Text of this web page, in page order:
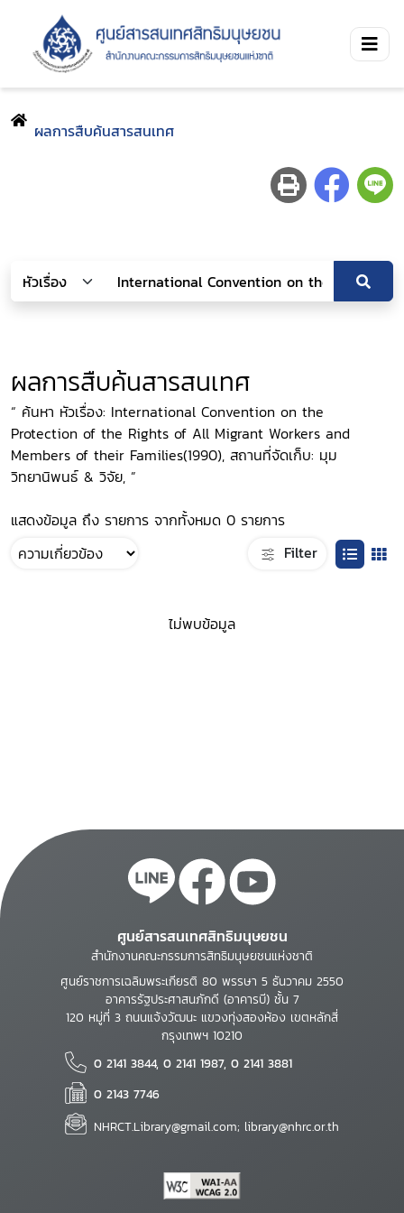
ผลการสืบค้นสารสนเทศ
ผลการสืบค้นสารสนเทศ
“ ค้นหา หัวเรื่อง: International Convention on the
Protection of the Rights of All Migrant Workers and
Members of their Families(1990), สถานที่จัดเก็บ: มุม
วิทยานิพนธ์ & วิจัย, ”
แสดงข้อมูล ถึง รายการ จากทั้งหมด 0 รายการ
Filter
ไม่พบข้อมูล
ศูนย์สารสนเทศสิทธิมนุษยชน
สำนักงานคณะกรรมการสิทธิมนุษยชนแห่งชาติ
ศูนย์ราชการเฉลิมพระเกียรติ 80 พรรษา 5 ธันวาคม 2550
อาคารรัฐประศาสนภักดี (อาคารบี) ชั้น 7
120 หมู่ที่ 3 ถนนแจ้งวัฒนะ แขวงทุ่งสองห้อง เขตหลักสี่
กรุงเทพฯ 10210
0 2141 3844, 0 2141 1987, 0 2141 3881
0 2143 7746
NHRCT.Library@gmail.com; library@nhrc.or.th